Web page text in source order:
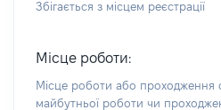
Збігається з місцем реєстрації
Місце роботи:
Місце роботи або проходження
майбутньої роботи чи